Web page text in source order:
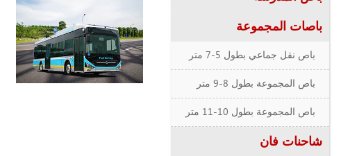
باصات المجموعة
باص نقل جماعي بطول 5-7 متر
باص المجموعة بطول 8-9 متر
باص المجموعة بطول 10-11 متر
شاحنات فان